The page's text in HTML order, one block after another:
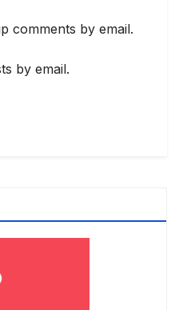
comments by email.
by email.